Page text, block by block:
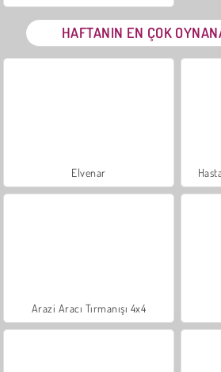
HAFTANIN EN ÇOK
Elvenar
Arazi Aracı Tırmanışı 4x4